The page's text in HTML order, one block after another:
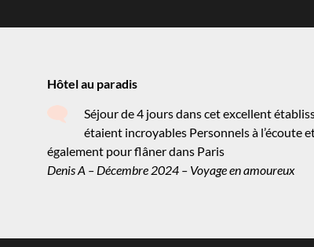
Hôtel au paradis
Séjour de 4 jours dans cet excellent
étaient incroyables Personnels à l’écoute
également pour flâner dans Paris
Denis A – Décembre 2024 – Voyage en amoureux